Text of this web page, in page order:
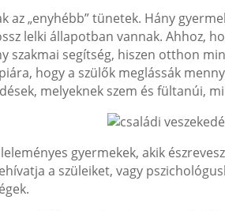
az „enyhébb” tünetek. Hány
lelki állapotban vannak. Ahhoz,
szakmai segítség, hiszen otthon
hogy a szülők meglássák
melyeknek szem és fültanúi,
gyermekek, akik
a szüleiket, vagy